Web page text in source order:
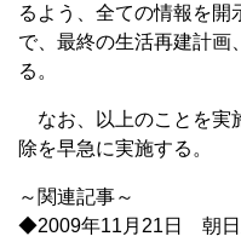
るよう、全ての情報を開
で、最終の生活再建計画
る。
なお、以上のことを実
除を早急に実施する。
～関連記事～
◆2009年11月21日 朝日